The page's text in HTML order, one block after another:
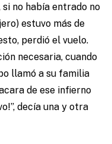
no había entrado no
estuvo más de
perdió el vuelo.
necesaria, cuando
llamó a su familia
de ese infierno
decía una y otra